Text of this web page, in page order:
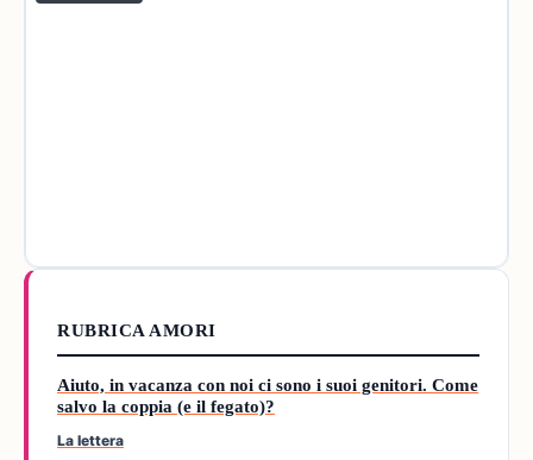
RUBRICA AMORI
Aiuto, in vacanza con noi ci sono i suoi genitori. Come
salvo la coppia (e il fegato)?
La lettera